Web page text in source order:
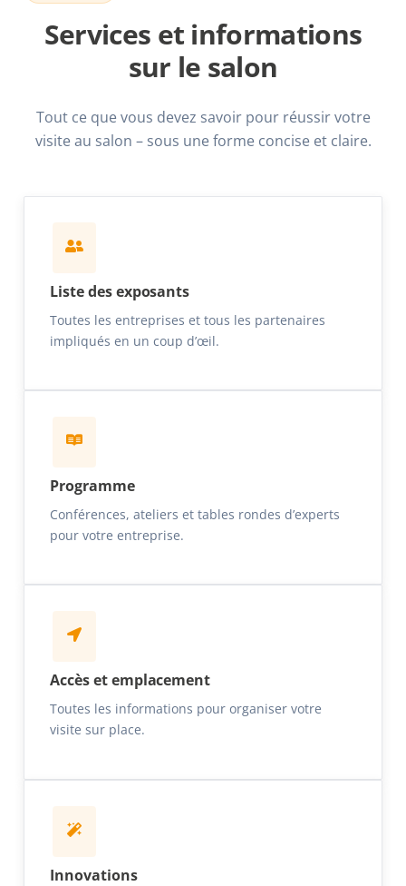
Services et informations
sur le salon
Tout ce que vous devez savoir pour réussir votre
visite au salon – sous une forme concise et claire.
Liste des exposants
Toutes les entreprises et tous les partenaires
impliqués en un coup d’œil.
Programme
Conférences, ateliers et tables rondes d’experts
pour votre entreprise.
Accès et emplacement
Toutes les informations pour organiser votre
visite sur place.
Innovations